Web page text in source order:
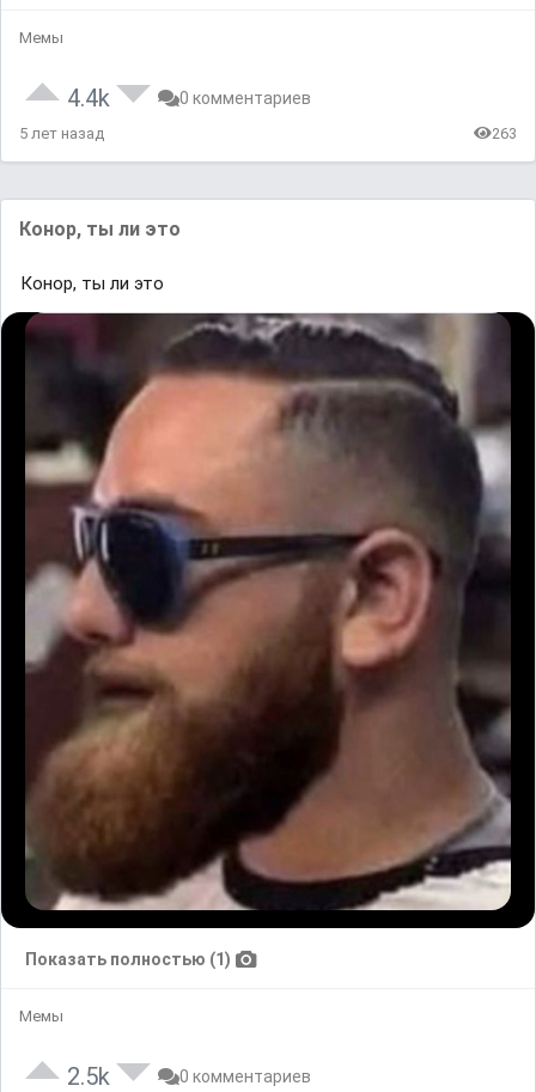
Мемы
4.4k 0 комментариев
5 лет назад 263
Конор, ты ли это
Конор, ты ли это
Показать полностью (1)
Мемы
2.5k 0 комментариев